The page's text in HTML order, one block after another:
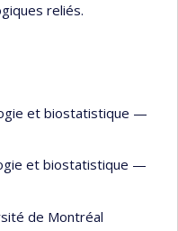
reliés.
et biostatistique —
et biostatistique —
de Montréal